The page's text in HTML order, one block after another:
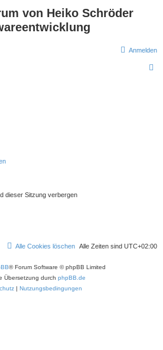
von Heiko Schröder
Anmelden
dieser Sitzung verbergen
Alle Zeiten sind UTC+02:00
Alle Cookies löschen
® Forum Software © phpBB Limited
Übersetzung durch phpBB.de
| Nutzungsbedingungen